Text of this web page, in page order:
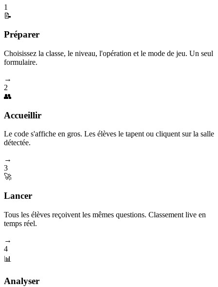
1
📝
Préparer
Choisissez la classe, le niveau, l'opération et le mode de jeu. Un seul
formulaire.
→
2
👥
Accueillir
Le code s'affiche en gros. Les élèves le tapent ou cliquent sur la salle
détectée.
→
3
🚀
Lancer
Tous les élèves reçoivent les mêmes questions. Classement live en
temps réel.
→
4
📊
Analyser